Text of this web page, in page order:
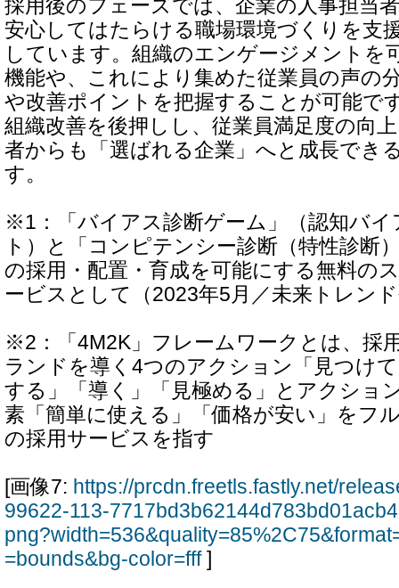
採用後のフェーズでは、企業の人事担当
安心してはたらける職場環境づくりを支
しています。組織のエンゲージメントを
機能や、これにより集めた従業員の声の
や改善ポイントを把握することが可能で
組織改善を後押しし、従業員満足度の向
者からも「選ばれる企業」へと成長でき
す。
※1：「バイアス診断ゲーム」（認知バ
ト）と「コンピテンシー診断（特性診断
の採用・配置・育成を可能にする無料の
ービスとして（2023年5月／未来トレン
※2：「4M2K」フレームワークとは、採
ランドを導く4つのアクション「見つけ
する」「導く」「見極める」とアクショ
素「簡単に使える」「価格が安い」をフ
の採用サービスを指す
[画像7: https://prcdn.freetls.fastly.net/
99622-113-
=bounds&bg-color=fff]